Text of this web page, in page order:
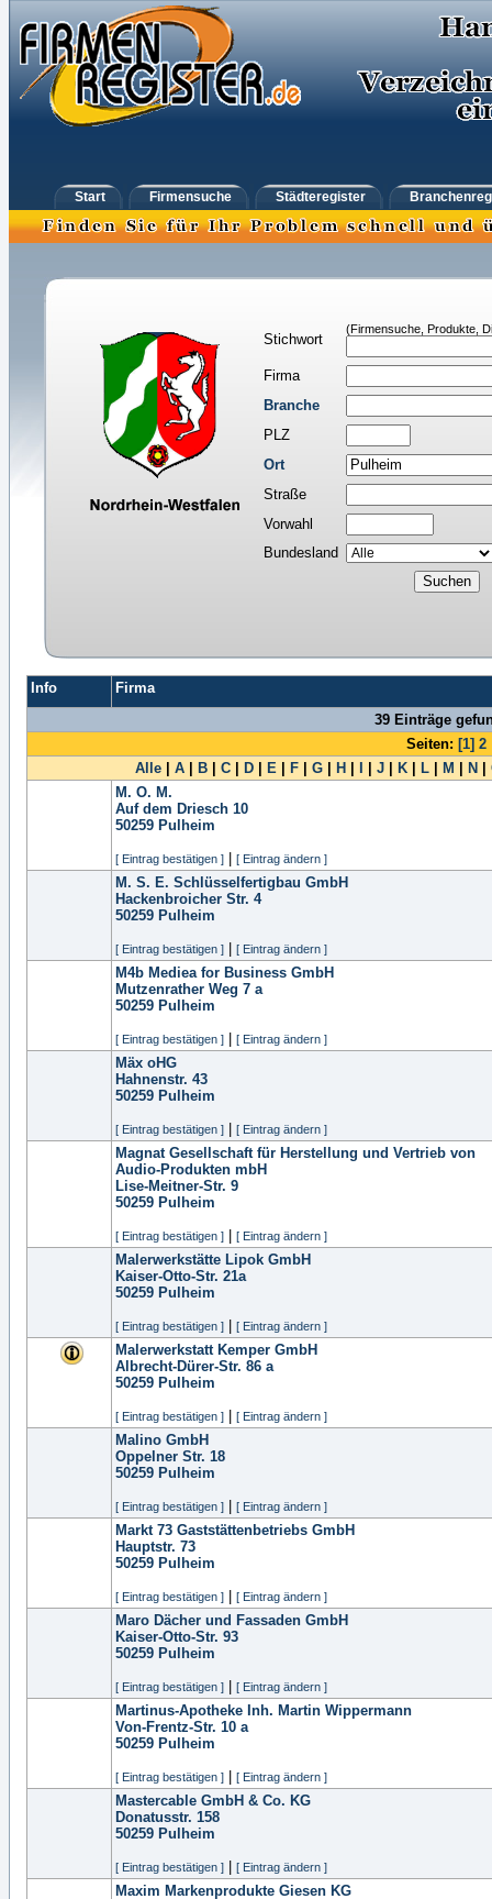
Start Firmensuche Städteregister
Stichwort
(Firmensuche, Produkte,
Firma
Branche
PLZ
Ort
Straße
Vorwahl
Bundesland
Info
Firma
39 Einträge
Seiten: [1] 2
Alle
A B C D E F G H J K L M N
M. O. M.
Auf dem Driesch 10
50259 Pulheim
[ Eintrag bestätigen ] [ Eintrag ändern ]
M. S. E. Schlüsselfertigbau GmbH
Hackenbroicher Str. 4
50259 Pulheim
[ Eintrag bestätigen ] [ Eintrag ändern ]
M4b Mediea for Business GmbH
Mutzenrather Weg 7 a
50259 Pulheim
[ Eintrag bestätigen ] [ Eintrag ändern ]
Mäx oHG
Hahnenstr. 43
50259 Pulheim
[ Eintrag bestätigen ] [ Eintrag ändern ]
Magnat Gesellschaft für Herstellung und Vertrieb von
Audio-Produkten mbH
Lise-Meitner-Str. 9
50259 Pulheim
[ Eintrag bestätigen ] [ Eintrag ändern ]
Malerwerkstätte Lipok GmbH
Kaiser-Otto-Str. 21a
50259 Pulheim
[ Eintrag bestätigen ] [ Eintrag ändern ]
Malerwerkstatt Kemper GmbH
Albrecht-Dürer-Str. 86 a
50259 Pulheim
[ Eintrag bestätigen ] [ Eintrag ändern ]
Malino GmbH
Oppelner Str. 18
50259 Pulheim
[ Eintrag bestätigen ] [ Eintrag ändern ]
Markt 73 Gaststättenbetriebs GmbH
Hauptstr. 73
50259 Pulheim
[ Eintrag bestätigen ] [ Eintrag ändern ]
Maro Dächer und Fassaden GmbH
Kaiser-Otto-Str. 93
50259 Pulheim
[ Eintrag bestätigen ] [ Eintrag ändern ]
Martinus-Apotheke Inh. Martin Wippermann
Von-Frentz-Str. 10 a
50259 Pulheim
[ Eintrag bestätigen ] [ Eintrag ändern ]
Mastercable GmbH & Co. KG
Donatusstr. 158
50259 Pulheim
[ Eintrag bestätigen ] [ Eintrag ändern ]
Maxim Markenprodukte Giesen KG